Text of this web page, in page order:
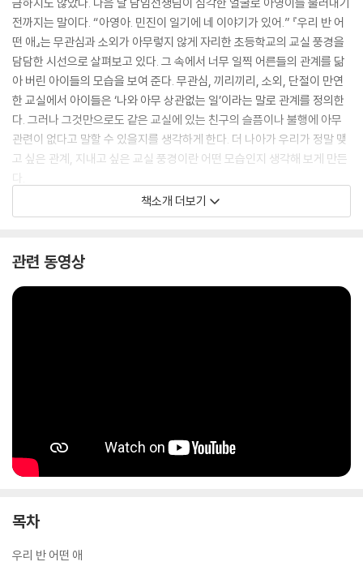
전까지는 말이다. “아영아. 민진이 일기에 네 이야기가 있어.” 『우리 반 어
떤 애』는 무관심과 소외가 아무렇지 않게 자리한 초등학교의 교실 풍경을
담담한 시선으로 살펴보고 있다. 그 속에서 너무 일찍 어른들의 관계를 닮
아 버린 아이들의 모습을 보여 준다. 무관심, 끼리끼리, 소외, 단절이 만연
한 교실에서 아이들은 ‘나와 아무 상관없는 일’이라는 말로 관계를 정의한
다. 그러나 그것만으로도 같은 교실에 있는 친구의 슬픔이나 불행에 아무
관련이 없다고 말할 수 있을지를 생각하게 한다. 더 나아가 우리가 정말 맺
고 싶은 관계, 지내고 싶은 교실 풍경이란 어떤 모습인지 생각해 보게 만든
다.
관심이 있는 사람은 볼 수 있고, 관심이 없으면 눈앞에 있어도 그 사람을 볼
그 사람에 대해 모릅니다. 마지막으로 내가 관심을 갖지 않는 사람은 보이
로 그 사람은 나에게 존재하지 않는 것과 같습니다. 사람을 존재하게도, 존
“누군가의 존재나 관계에 그럴싸한 이유가 없으면 그냥 무관심해도 괜찮
은 걸까?”
책소개 더보기
관련 동영상
목차
우리 반 어떤 애